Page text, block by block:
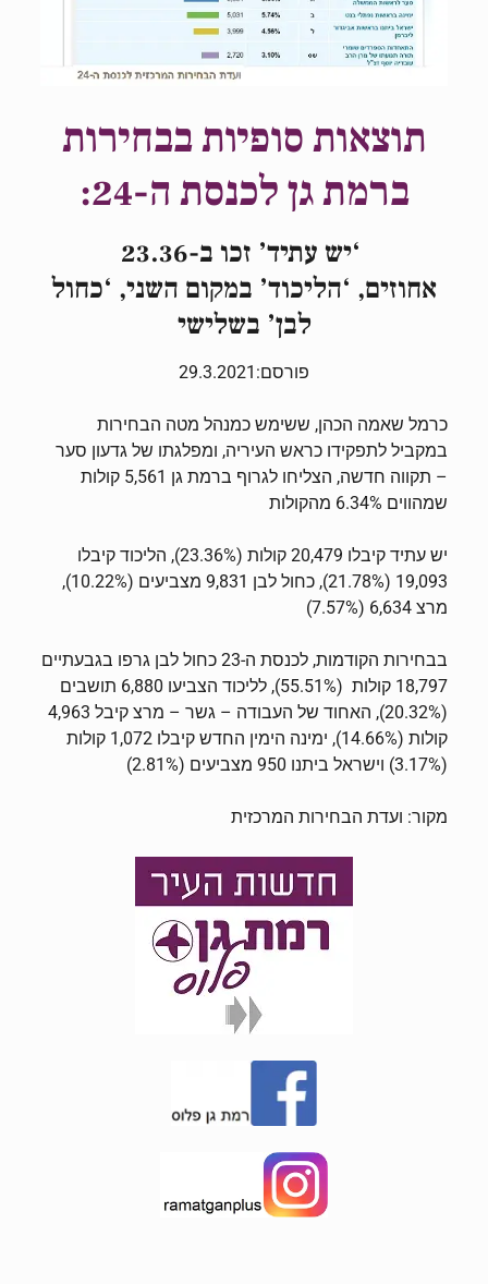
תוצאות סופיות בבחירות
ברמת גן לכנסת ה-24:
‘יש עתיד’ זכו ב-23.36
אחוזים, ‘הליכוד’ במקום השני, ‘כחול
לבן’ בשלישי
פורסם:29.3.2021
כרמל שאמה הכהן, ששימש כמנהל מטה הבחירות
במקביל לתפקידו כראש העיריה, ומפלגתו של גדעון סער
– תקווה חדשה, הצליחו לגרוף ברמת גן 5,561 קולות
שמהווים 6.34% מהקולות
יש עתיד קיבלו 20,479 קולות (23.36%), הליכוד קיבלו
19,093 (21.78%),
כחול לבן
9,831 מצביעים (10.22%),
מרצ 6,634 (7.57%)
בבחירות הקודמות, לכנסת ה-23 כחול לבן גרפו בגבעתיים
18,797 קולות (55.51%), לליכוד הצביעו 6,880 תושבים
(20.32%), האחוד של העבודה – גשר – מרצ קיבל 4,963
קולות (14.66%), ימינה הימין החדש קיבלו 1,072 קולות
(3.17%) וישראל ביתנו 950 מצביעים (2.81%)
מקור: ועדת הבחירות המרכזית